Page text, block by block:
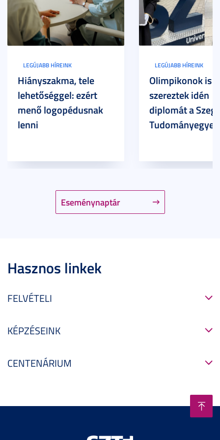
Eseménynaptár
LEGÚJABB HÍREINK
Hiányszakma, tele
lehetőséggel: ezért
menő logopédusnak
lenni
LEGÚJABB HÍREINK
Olimpikonok is
szereztek idén
diplomát a
Hasznos linkek
FELVÉTELI
KÉPZÉSEINK
CENTENÁRIUM